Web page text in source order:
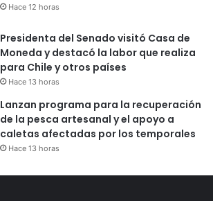
Hace 12 horas
Presidenta del Senado visitó Casa de
Moneda y destacó la labor que realiza
para Chile y otros países
Hace 13 horas
Lanzan programa para la recuperación
de la pesca artesanal y el apoyo a
caletas afectadas por los temporales
Hace 13 horas